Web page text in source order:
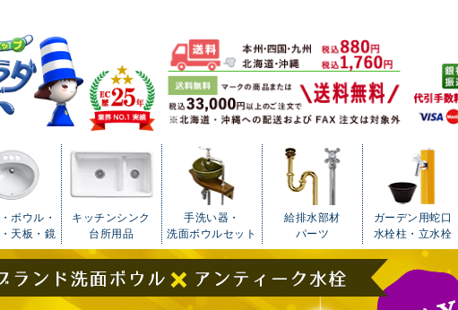
ボウル・
天板・鏡
キッチンシンク
台所用品
手洗い器・
洗面ボウルセット
給排水部材
パーツ
ガーデン用蛇口
水栓柱・立水栓